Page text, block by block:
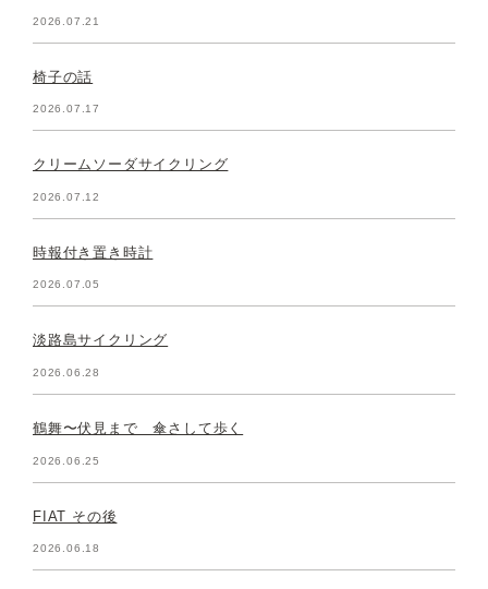
2026.07.21
椅子の話
2026.07.17
クリームソーダサイクリング
2026.07.12
時報付き置き時計
2026.07.05
淡路島サイクリング
2026.06.28
鶴舞〜伏見まで 傘さして歩く
2026.06.25
FIAT その後
2026.06.18